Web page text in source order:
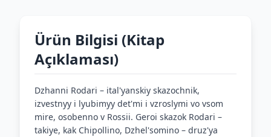
Ürün Bilgisi (Kitap
Açıklaması)
Dzhanni Rodari – ital'yanskiy skazochnik,
izvestnyy i lyubimyy det'mi i vzroslymi vo vsom
mire, osobenno v Rossii. Geroi skazok Rodari –
takiye, kak Chipollino, Dzhel'somino – druz'ya